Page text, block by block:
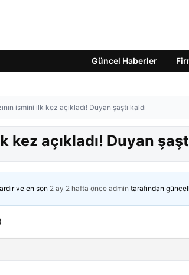
Güncel Haberler
ismini ilk kez açıkladı! Duyan şaştı kaldı
kez açıkladı! Duyan
ve en son 2 ay 2 hafta önce admin tarafından